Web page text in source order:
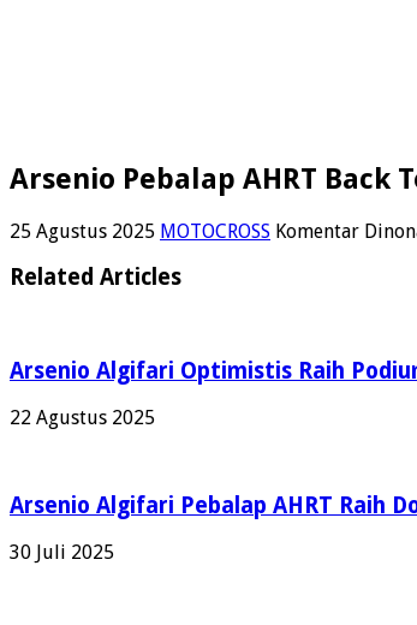
Arsenio Pebalap AHRT Back
25 Agustus 2025 MOTOCROSS Komentar
Related Articles
Arsenio Algifari Optimistis Raih
22 Agustus 2025
Arsenio Algifari Pebalap AHRT Raih
30 Juli 2025